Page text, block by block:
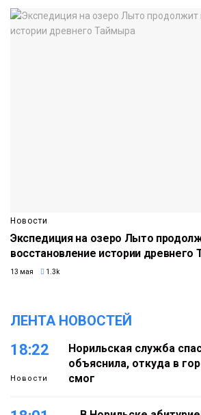
Новости
Экспедиция на озеро Лыто
восстановление истории древнего
13 мая 1.3k
ЛЕНТА НОВОСТЕЙ
18:22
Новости
Норильская служба
объяснила, откуда в
смог